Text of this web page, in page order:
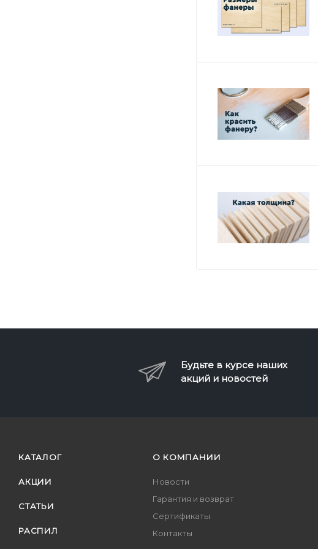
Будьте в курсе наших
акций и новостей
КАТАЛОГ
АКЦИИ
СТАТЬИ
РАСПИЛ
О КОМПАНИИ
Новости
Гарантия и возврат
Сертификаты
Контакты